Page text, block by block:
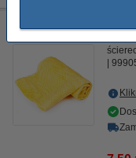
Ściereczka do